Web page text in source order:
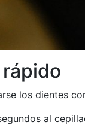
los dientes
al